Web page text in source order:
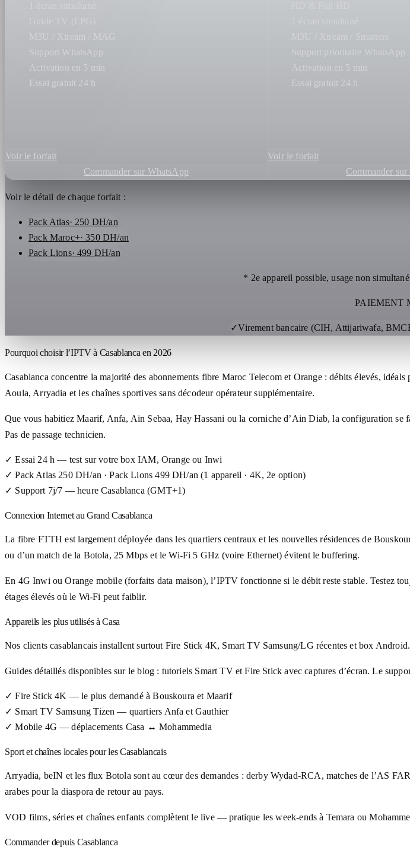
M3U / Xtream / MAG
Support WhatsApp
Activation en 5 min
Essai gratuit 24 h
Voir le forfait
Commander sur WhatsApp
M3U / Xtream / Smarters
Support prioritaire WhatsApp
Activation en 5 min
Essai gratuit 24 h
Voir le forfait
Commander
Voir le détail de chaque forfait :
Pack Atlas· 250 DH/an
Pack Maroc+· 350 DH/an
Pack Lions· 499 DH/an
* 2e appareil possible, usage non
PAIEMENT
✓Virement bancaire (CIH, Attijariwafa,
Pourquoi choisir l’IPTV à Casablanca en 2026
Casablanca concentre la majorité des abonnements fibre Maroc Telecom et Orange : débits élevés,
Aoula, Arryadia et les chaînes sportives sans décodeur opérateur supplémentaire.
Que vous habitiez Maarif, Anfa, Ain Sebaa, Hay Hassani ou la corniche d’Ain Diab, la configuration
Pas de passage technicien.
✓ Essai 24 h — test sur votre box IAM, Orange ou Inwi
✓ Pack Atlas 250 DH/an · Pack Lions 499 DH/an (1 appareil · 4K, 2e option)
✓ Support 7j/7 — heure Casablanca (GMT+1)
Connexion Internet au Grand Casablanca
La fibre FTTH est largement déployée dans les quartiers centraux et les nouvelles résidences de
ou d’un match de la Botola, 25 Mbps et le Wi-Fi 5 GHz (voire Ethernet) évitent le buffering.
En 4G Inwi ou Orange mobile (forfaits data maison), l’IPTV fonctionne si le débit reste stable. Testez
étages élevés où le Wi-Fi peut faiblir.
Appareils les plus utilisés à Casa
Nos clients casablancais installent surtout Fire Stick 4K, Smart TV Samsung/LG récentes et box
Guides détaillés disponibles sur le blog : tutoriels Smart TV et Fire Stick avec captures d’écran. Le
✓ Fire Stick 4K — le plus demandé à Bouskoura et Maarif
✓ Smart TV Samsung Tizen — quartiers Anfa et Gauthier
✓ Mobile 4G — déplacements Casa ↔ Mohammedia
Sport et chaînes locales pour les Casablancais
Arryadia, beIN et les flux Botola sont au cœur des demandes : derby Wydad-RCA, matches de l’AS
arabes pour la diaspora de retour au pays.
VOD films, séries et chaînes enfants complètent le live — pratique les week-ends à Temara ou
Commander depuis Casablanca